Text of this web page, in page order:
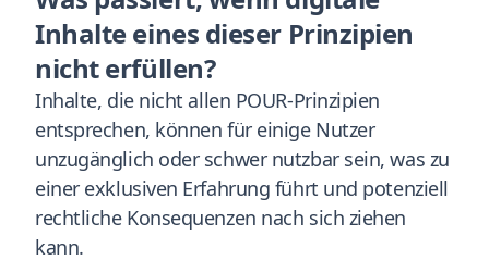
Inhalte eines dieser Prinzipien
nicht erfüllen?
Inhalte, die nicht allen POUR-Prinzipien
entsprechen, können für einige Nutzer
unzugänglich oder schwer nutzbar sein, was zu
einer exklusiven Erfahrung führt und potenziell
rechtliche Konsequenzen nach sich ziehen
kann.